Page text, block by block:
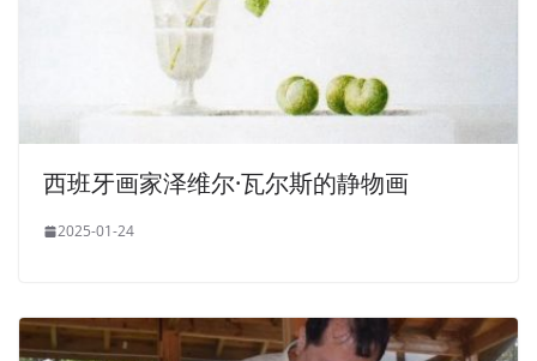
西班牙画家泽维尔·瓦尔斯的静物画
2025-01-24